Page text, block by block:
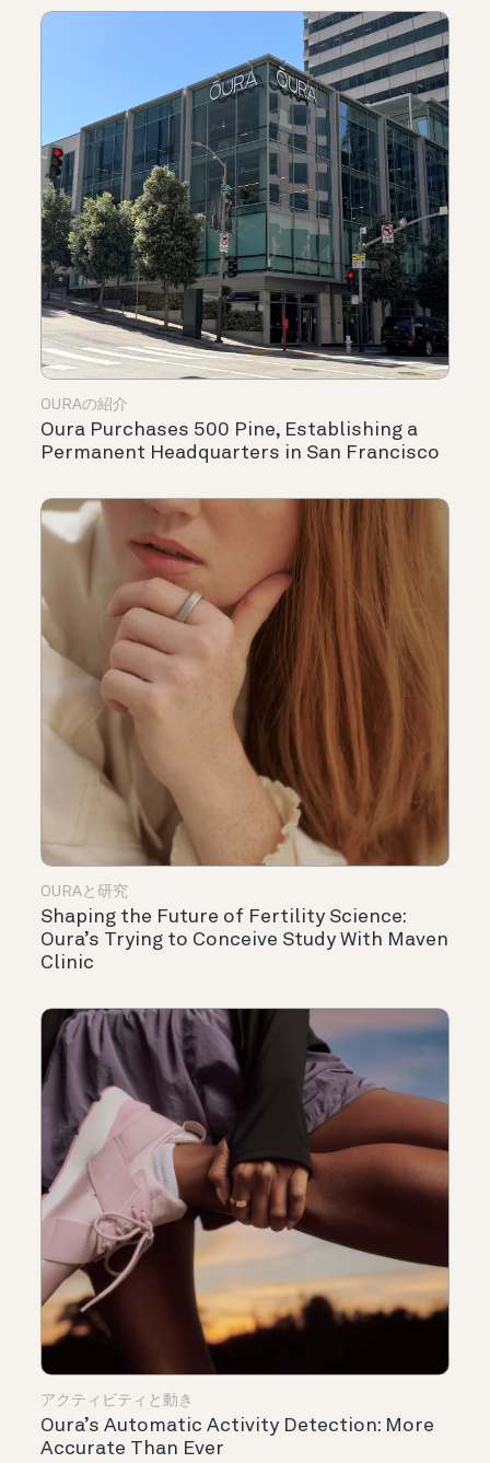
OURAの紹介
Oura Purchases 500 Pine, Establishing a
Permanent Headquarters in San Francisco
OURAと研究
Shaping the Future of Fertility Science:
Oura’s Trying to Conceive Study With Maven
Clinic
アクティビティと動き
Oura’s Automatic Activity Detection: More
Accurate Than Ever